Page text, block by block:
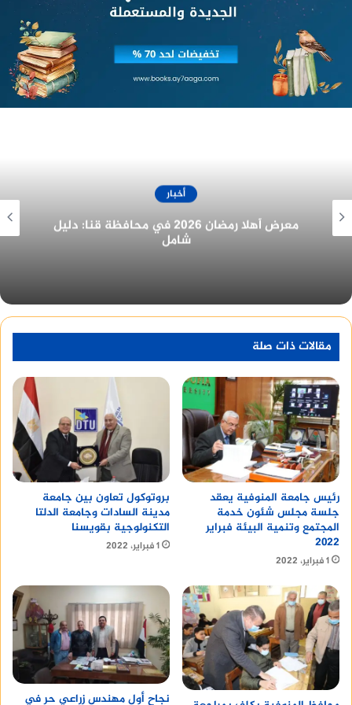
والحد من تبويرها، مشدداً علي عدم التستر علي أي
عنصر فاسد ضمن منظومة العمل ومعاقبة المخالفين
حفاظاً على حقوق المواطنين وتحقيق الصالح العام.
أخبار
غرفة المنيا التجارية تُهنئ الرئيس السيسي
بمناسبة الولاية الجديدة
مقالات ذات صلة
رئيس جامعة المنوفية يعقد
جلسة مجلس شئون خدمة
المجتمع وتنمية البيئة فبراير
٢٠٢٢
1 فبراير، 2022
بروتوكول تعاون بين جامعة
مدينة السادات وجامعة الدلتا
التكنولوجية بقويسنا
1 فبراير، 2022
نجاح أول مهندس زراعي حر في